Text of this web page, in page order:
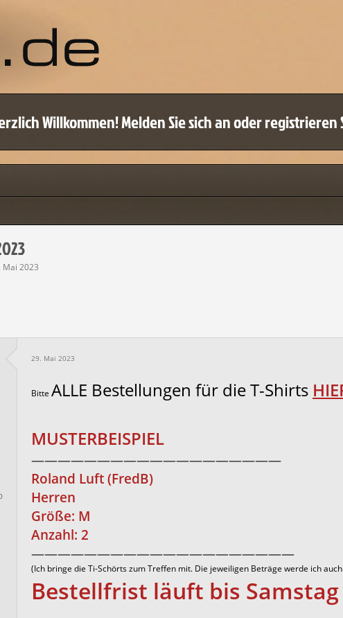
Willkommen! Melden Sie sich an oder registrieren
oder kommentieren zu können, benötigen Sie ein
JETZT ANMELDEN oder NEUES
Mai 2023
29. Mai 2023
Bitte ALLE Bestellungen für die T-Shirts
MUSTERBEISPIEL
———————————————————
Roland Luft (FredB)
Herren
Größe: M
Anzahl: 2
————————————————————
(Ich bringe die Ti-Schörts zum Treffen mit. Die jeweiligen Beträge werde ich
Bestellfrist läuft bis